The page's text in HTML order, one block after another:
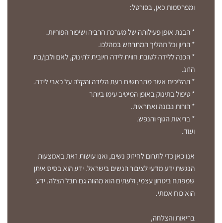
ומפרסמות כאן, בפורטל:
* הבנת אופן פעילותה של מערכת הרביה ושיפור הפוריות.
* הריון וכל תהליך המתרחש במהלכו.
* הכנה ללידה לטובת חווית לידה חיובית לתינוק, לאם ולבן/בת
הזוג.
* תהליכים אשר מתרחשים בעת הלידה והקלה על כאבי לידה.
* טיפול בתינוק באופן המיטיב עימו ביותר
* הורות נבונה ואחראית.
* בריאות הגוף והנפש.
ועוד.
אנו כאן כדי לתרום לחיזוק נשים, ואנו עושות זאת באמצעות
הנגשת ידע מדעי לציבור הנשים בישראל. ידע הוא בסיס איתן
שמפתח ביטחון עצמי, ולעתים הוא מהווה גם חבל הצלה. ידע
הוא כוח אמתי.
בריאות והצלחה,